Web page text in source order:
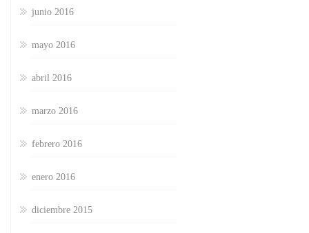
junio 2016
mayo 2016
abril 2016
marzo 2016
febrero 2016
enero 2016
diciembre 2015